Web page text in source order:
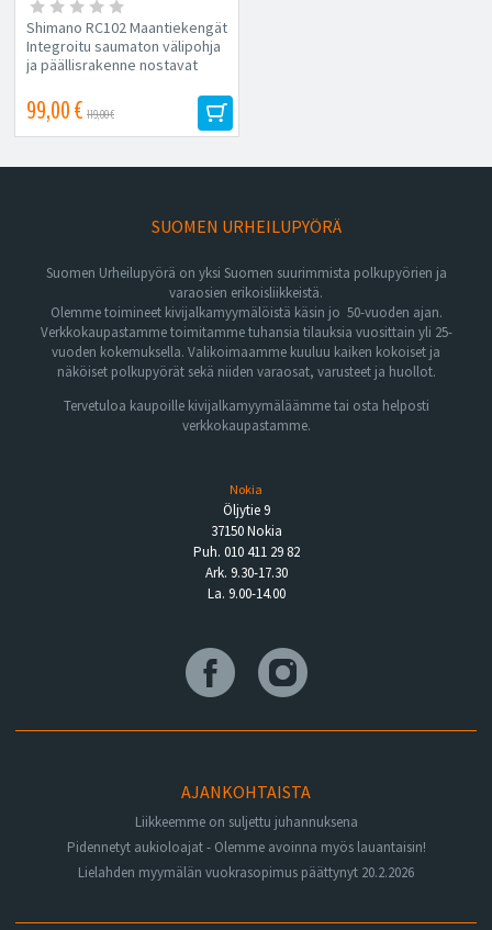
Shimano RC102 Maantiekengät
Integroitu saumaton välipohja
ja päällisrakenne nostavat
99,00 € 119,00 €
SUOMEN URHEILUPYÖRÄ
Suomen Urheilupyörä on yksi Suomen suurimmista polkupyörien ja
varaosien erikoisliikkeistä.
Olemme toimineet kivijalkamyymälöistä käsin jo 50-vuoden ajan.
Verkkokaupastamme toimitamme tuhansia tilauksia vuosittain yli 25-
vuoden kokemuksella. Valikoimaamme kuuluu kaiken kokoiset ja
näköiset polkupyörät sekä niiden varaosat, varusteet ja huollot.
Tervetuloa kaupoille kivijalkamyymäläämme tai osta helposti
verkkokaupastamme.
Nokia
Öljytie 9
37150 Nokia
Puh. 010 411 29 82
Ark. 9.30-17.30
La. 9.00-14.00
AJANKOHTAISTA
Liikkeemme on suljettu juhannuksena
Pidennetyt aukioloajat - Olemme avoinna myös lauantaisin!
Lielahden myymälän vuokrasopimus päättynyt 20.2.2026